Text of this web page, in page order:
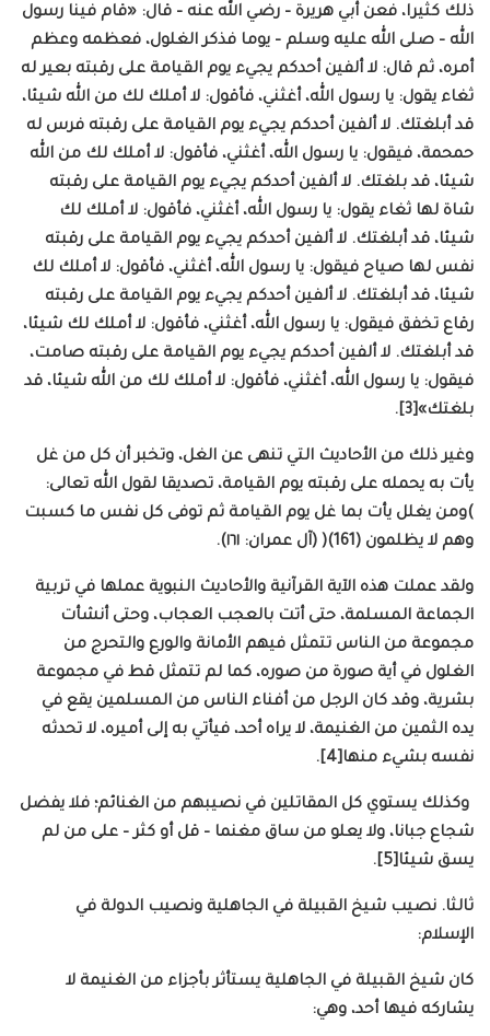
ذلك كثيرا، فعن أبي هريرة – رضي الله عنه – قال: «قام فينا رسول
الله – صلى الله عليه وسلم – يوما فذكر الغلول، فعظمه وعظم
أمره، ثم قال: لا ألفين أحدكم يجيء يوم القيامة على رقبته بعير له
ثغاء يقول: يا رسول الله، أغثني، فأقول: لا أملك لك من الله شيئا،
قد أبلغتك. لا ألفين أحدكم يجيء يوم القيامة على رقبته فرس له
حمحمة، فيقول: يا رسول الله، أغثني، فأقول: لا أملك لك من الله
شيئا، قد بلغتك. لا ألفين أحدكم يجيء يوم القيامة على رقبته
شاة لها ثغاء يقول: يا رسول الله، أغثني، فأقول: لا أملك لك
شيئا، قد أبلغتك. لا ألفين أحدكم يجيء يوم القيامة على رقبته
نفس لها صياح فيقول: يا رسول الله، أغثني، فأقول: لا أملك لك
شيئا، قد أبلغتك. لا ألفين أحدكم يجيء يوم القيامة على رقبته
رقاع تخفق فيقول: يا رسول الله، أغثني، فأقول: لا أملك لك شيئا،
قد أبلغتك. لا ألفين أحدكم يجيء يوم القيامة على رقبته صامت،
فيقول: يا رسول الله، أغثني، فأقول: لا أملك لك من الله شيئا، قد
بلغتك»[3].
وغير ذلك من الأحاديث التي تنهى عن الغل، وتخبر أن كل من غل
يأت به يحمله على رقبته يوم القيامة، تصديقا لقول الله تعالى:
)ومن يغلل يأت بما غل يوم القيامة ثم توفى كل نفس ما كسبت
وهم لا يظلمون (161)( (آل عمران: ١٦١).
ولقد عملت هذه الآية القرآنية والأحاديث النبوية عملها في تربية
الجماعة المسلمة، حتى أتت بالعجب العجاب، وحتى أنشأت
مجموعة من الناس تتمثل فيهم الأمانة والورع والتحرج من
الغلول في أية صورة من صوره، كما لم تتمثل قط في مجموعة
بشرية، وقد كان الرجل من أفناء الناس من المسلمين يقع في
يده الثمين من الغنيمة، لا يراه أحد، فيأتي به إلى أميره، لا تحدثه
نفسه بشيء منها[4].
وكذلك يستوي كل المقاتلين في نصيبهم من الغنائم؛ فلا يفضل
شجاع جبانا، ولا يعلو من ساق مغنما – قل أو كثر – على من لم
يسق شيئا[5].
ثالثا. نصيب شيخ القبيلة في الجاهلية ونصيب الدولة في
الإسلام:
كان شيخ القبيلة في الجاهلية يستأثر بأجزاء من الغنيمة لا
يشاركه فيها أحد، وهي: